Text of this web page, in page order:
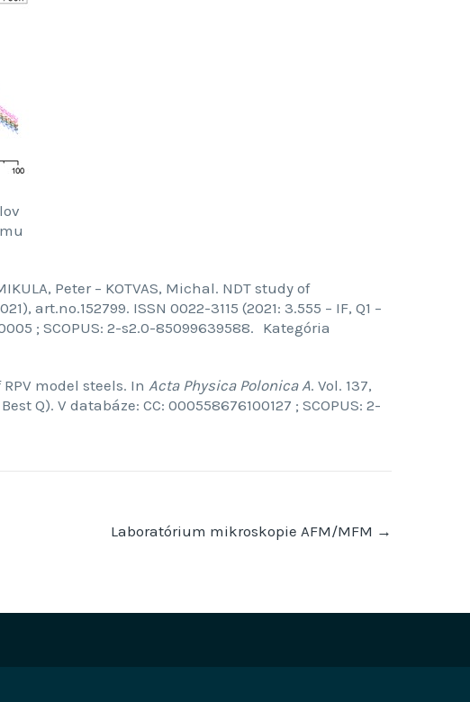
Peter – KOTVAS, Michal. NDT study of
ISSN 0022-3115 (2021: 3.555 – IF, Q1 –
; SCOPUS: 2-s2.0-85099639588. Kategória
model steels. In Acta Physica Polonica A. Vol. 137,
Q). V databáze: CC: 000558676100127 ; SCOPUS: 2-
Laboratórium mikroskopie AFM/MFM →